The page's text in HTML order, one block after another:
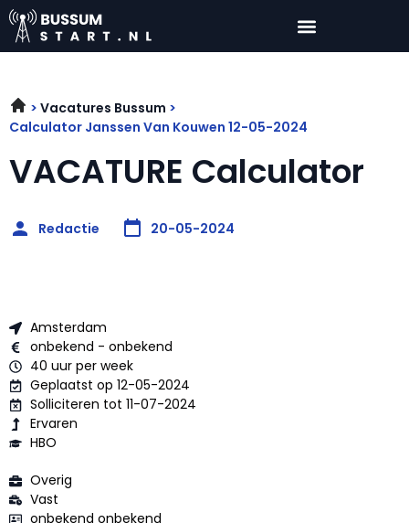
Vacatures Bussum
Calculator Janssen Van Kouwen 12-05-2024
VACATURE Calculator
Redactie 20-05-2024
Amsterdam
onbekend - onbekend
40 uur per week
Geplaatst op 12-05-2024
Solliciteren tot 11-07-2024
Ervaren
HBO
Overig
Vast
onbekend onbekend